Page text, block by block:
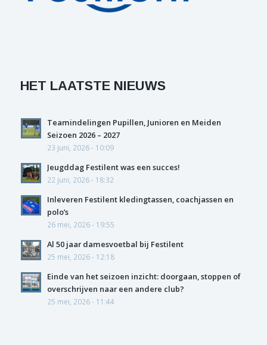
HET LAATSTE NIEUWS
Teamindelingen Pupillen, Junioren en Meiden
Seizoen 2026 – 2027
23 juni, 2026 - 10:09
Jeugddag Festilent was een succes!
22 juni, 2026 - 18:32
Inleveren Festilent kledingtassen, coachjassen en
polo’s
26 mei, 2026 - 19:55
Al 50 jaar damesvoetbal bij Festilent
25 mei, 2026 - 12:18
Einde van het seizoen inzicht: doorgaan, stoppen of
overschrijven naar een andere club?
25 mei, 2026 - 11:44